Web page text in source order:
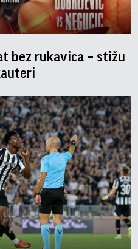
bez rukavica – stižu